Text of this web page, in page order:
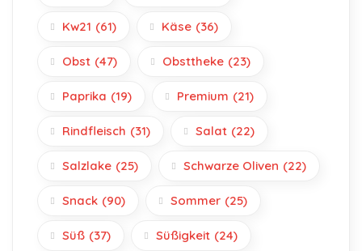
Kw21 (61) Käse (36)
Obst (47) Obsttheke (23)
Paprika (19) Premium (21)
Rindfleisch (31) Salat (22)
Salzlake (25) Schwarze Oliven (22)
Snack (90) Sommer (25)
Süß (37) Süßigkeit (24)